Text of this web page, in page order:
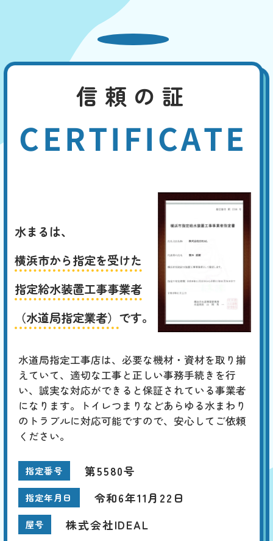
信頼の証
CERTIFICATE
水まるは、
横浜市から指定を受けた
指定給水装置工事事業者
（水道局指定業者） です。
水道局指定工事店は、必要な機材・資材を取り揃
えていて、適切な工事と正しい事務手続きを行
い、誠実な対応ができると保証されている事業者
になります。トイレつまりなどあらゆる水まわり
のトラブルに対応可能ですので、安心してご依頼
ください。
指定番号 第5580号
指定年月日 令和6年11月22日
屋号 株式会社IDEAL